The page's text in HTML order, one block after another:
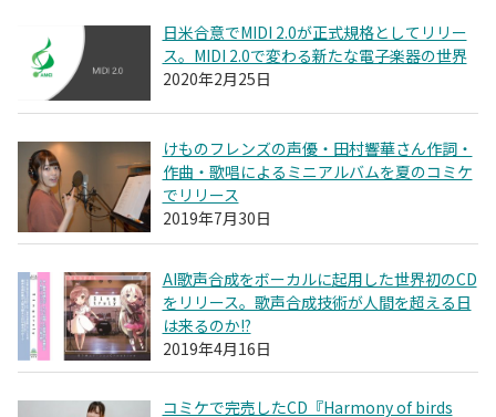
日米合意でMIDI 2.0が正式規格としてリリー
ス。MIDI 2.0で変わる新たな電子楽器の世界
2020年2月25日
けものフレンズの声優・田村響華さん作詞・
作曲・歌唱によるミニアルバムを夏のコミケ
でリリース
2019年7月30日
AI歌声合成をボーカルに起用した世界初のCD
をリリース。歌声合成技術が人間を超える日
は来るのか!?
2019年4月16日
コミケで完売したCD『Harmony of birds